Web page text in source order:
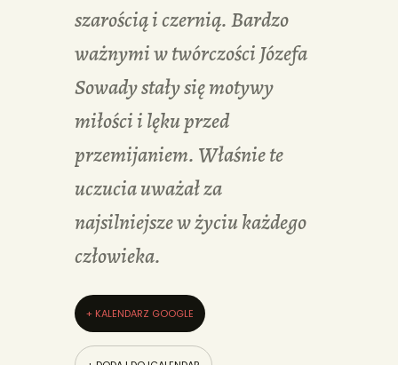
szarością i czernią. Bardzo
ważnymi w twórczości Józefa
Sowady stały się motywy
miłości i lęku przed
przemijaniem. Właśnie te
uczucia uważał za
najsilniejsze w życiu każdego
człowieka.
+ KALENDARZ GOOGLE